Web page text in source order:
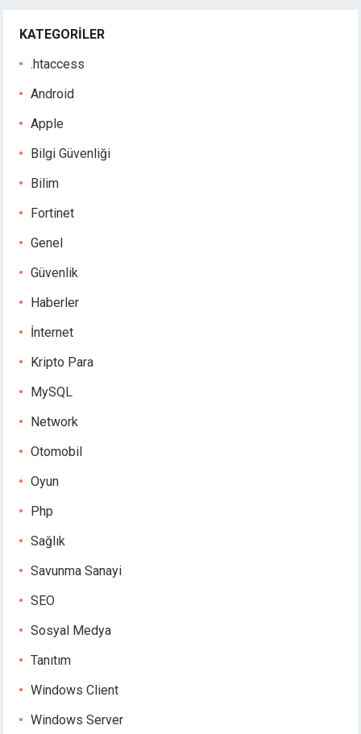
KATEGORILER
.htaccess
Android
Apple
Bilgi Güvenliği
Bilim
Fortinet
Genel
Güvenlik
Haberler
İnternet
Kripto Para
MySQL
Network
Otomobil
Oyun
Php
Sağlık
Savunma Sanayi
SEO
Sosyal Medya
Tanıtım
Windows Client
Windows Server